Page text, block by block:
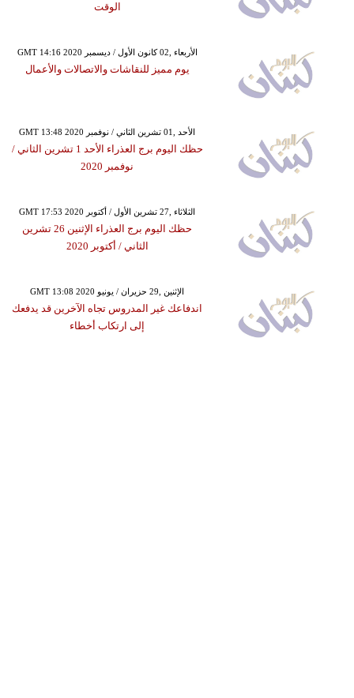
الوقت
GMT 14:16 2020 الأربعاء ,02 كانون الأول / ديسمبر
يوم مميز للنقاشات والاتصالات والأعمال
GMT 13:48 2020 الأحد ,01 تشرين الثاني / نوفمبر
حظك اليوم برج العذراء الأحد 1 تشرين الثاني /
نوفمبر 2020
GMT 17:53 2020 الثلاثاء ,27 تشرين الأول / أكتوبر
حظك اليوم برج العذراء الإثنين 26 تشرين
الثاني / أكتوبر 2020
GMT 13:08 2020 الإثنين ,29 حزيران / يونيو
اندفاعك غير المدروس تجاه الآخرين قد يدفعك
إلى ارتكاب أخطاء